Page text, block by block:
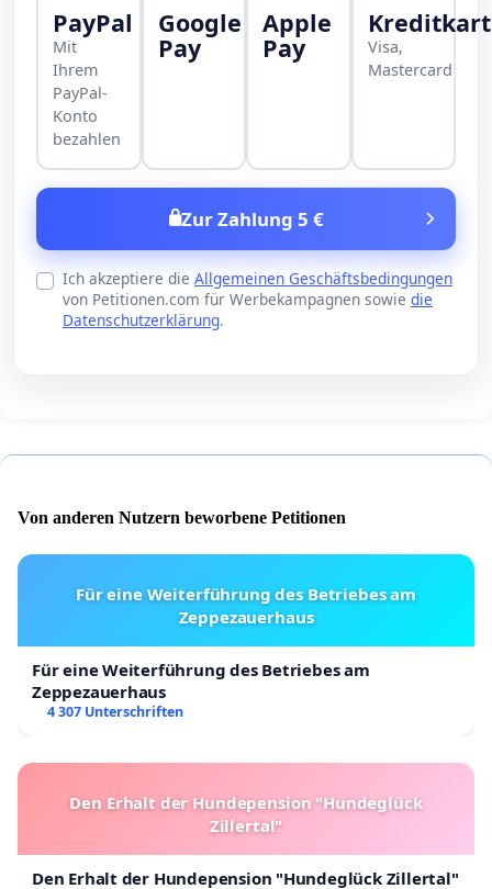
PayPal
Mit
Ihrem
PayPal-
Konto
bezahlen
Google
Pay
Apple
Pay
Visa,
Mastercard
Zur Zahlung 5 €
Ich akzeptiere die Allgemeinen Geschäftsbedingungen
von Petitionen.com für Werbekampagnen sowie die
Datenschutzerklärung.
Von anderen Nutzern beworbene Petitionen
Für eine Weiterführung des Betriebes am
Zeppezauerhaus
Für eine Weiterführung des Betriebes am
Zeppezauerhaus
4 307 Unterschriften
Den Erhalt der Hundepension "Hundeglück
Zillertal"
Den Erhalt der Hundepension "Hundeglück Zillertal"